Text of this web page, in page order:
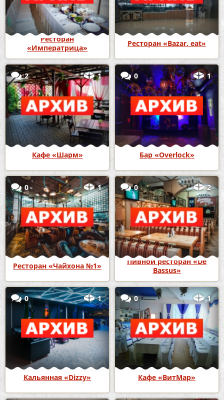
Ресторан
«Императрица»
Ресторан «Bazar. eat»
2 1
Кафе «Шарм»
0 1
Бар «Overlock»
0 1
Ресторан «Чайхона №1»
0 2
Пивной ресторан «De
Bassus»
0 1
Кальянная «Dizzy»
0 1
Кафе «ВитМар»